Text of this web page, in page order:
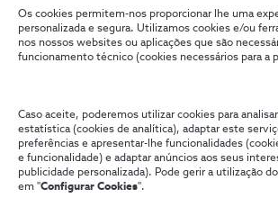
Os cookies permitem-nos proporcionar lhe uma
personalizada e segura. Utilizamos cookies e/ou
nos nossos websites ou aplicações que são
funcionamento técnico (cookies necessários para a
Caso aceite, poderemos utilizar cookies para
estatística (cookies de analítica), adaptar este
preferências e apresentar-lhe funcionalidades
e funcionalidade) e adaptar anúncios aos seus
publicidade personalizada). Pode gerir a utilização
em "Configurar Cookies".
Recrutamento
Fale connoscoPolítica de Privacidade